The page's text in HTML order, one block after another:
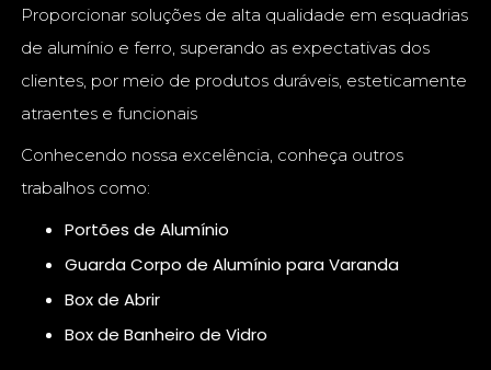
Proporcionar soluções de alta qualidade em esquadrias
de alumínio e ferro, superando as expectativas dos
clientes, por meio de produtos duráveis, esteticamente
atraentes e funcionais
Conhecendo nossa excelência, conheça outros
trabalhos como:
Portões de Alumínio
Guarda Corpo de Alumínio para Varanda
Box de Abrir
Box de Banheiro de Vidro